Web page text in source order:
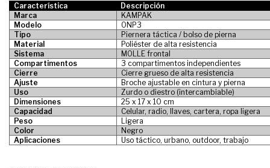
Característica
Descripción
Marca
KAMPAK
Modelo
ONP3
Tipo
Piernera táctica / bolso de pierna
Material
Poliéster de alta resistencia
Sistema
MOLLE frontal
Compartimentos
3 compartimentos independientes
Cierre
Cierre grueso de alta resistencia
Ajuste
Broche ajustable en cintura y pierna
Uso
Zurdo o diestro (intercambiable)
Dimensiones
25 x 17 x 10 cm
Capacidad
Celular, radio, llaves, cartera, ropa ligera
Peso
Ligera
Color
Negro
Aplicaciones
Uso táctico, urbano, outdoor, trabajo